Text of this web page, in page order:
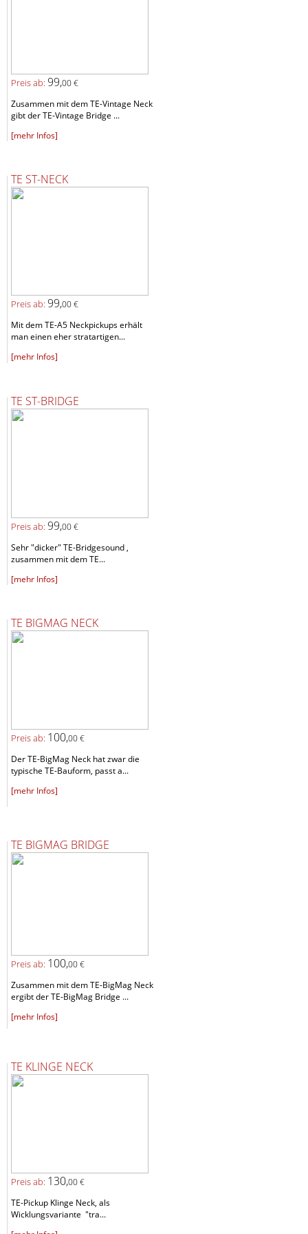
Preis ab: 99,00 €
Zusammen mit dem TE-Vintage Neck
gibt der TE-Vintage Bridge ...
[mehr Infos]
TE ST-NECK
Preis ab: 99,00 €
Mit dem TE-A5 Neckpickups erhält
man einen eher stratartigen...
[mehr Infos]
TE ST-BRIDGE
Preis ab: 99,00 €
Sehr "dicker" TE-Bridgesound ,
zusammen mit dem TE...
[mehr Infos]
TE BIGMAG NECK
Preis ab: 100,00 €
Der TE-BigMag Neck hat zwar die
typische TE-Bauform, passt a...
[mehr Infos]
TE BIGMAG BRIDGE
Preis ab: 100,00 €
Zusammen mit dem TE-BigMag Neck
ergibt der TE-BigMag Bridge ...
[mehr Infos]
TE KLINGE NECK
Preis ab: 130,00 €
TE-Pickup Klinge Neck, als
Wicklungsvariante "tra...